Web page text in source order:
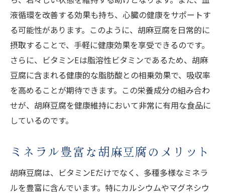
液循環を改善する効果も持ち、心臓の健康をサポートす
る可能性があります。このように、胡麻豆腐を日常的に
摂取することで、手軽に健康効果を享受できるのです。
さらに、ビタミンEは脂溶性ビタミンであるため、胡麻
豆腐に含まれる健康的な脂肪酸との相乗効果で、吸収率
を高めることが期待できます。この栄養成分の組み合わ
せが、胡麻豆腐を健康維持において非常に有用な食品に
しているのです。
ミネラル豊富な胡麻豆腐のメリット
胡麻豆腐は、ビタミンEだけでなく、多種多様なミネラ
ルを豊富に含んでいます。特にカルシウムやマグネシウ